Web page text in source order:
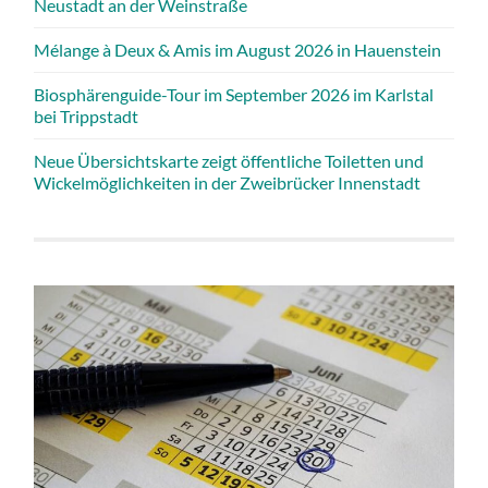
Neustadt an der Weinstraße
Mélange à Deux & Amis im August 2026 in Hauenstein
Biosphärenguide-Tour im September 2026 im Karlstal
bei Trippstadt
Neue Übersichtskarte zeigt öffentliche Toiletten und
Wickelmöglichkeiten in der Zweibrücker Innenstadt